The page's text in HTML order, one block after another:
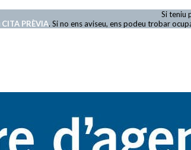
Si teniu
CITA PRÈVIA. Si no ens aviseu, ens podeu trobar